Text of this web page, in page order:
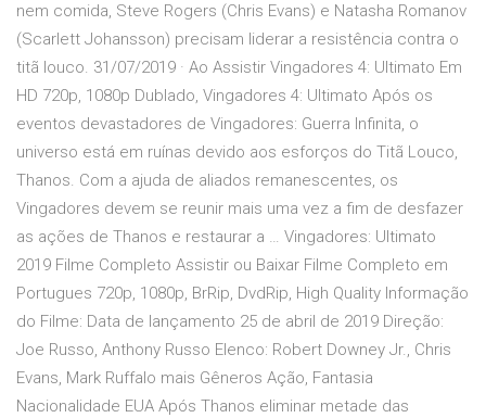
nem comida, Steve Rogers (Chris Evans) e Natasha Romanov
(Scarlett Johansson) precisam liderar a resistência contra o
titã louco. 31/07/2019 · Ao Assistir Vingadores 4: Ultimato Em
HD 720p, 1080p Dublado, Vingadores 4: Ultimato Após os
eventos devastadores de Vingadores: Guerra Infinita, o
universo está em ruínas devido aos esforços do Titã Louco,
Thanos. Com a ajuda de aliados remanescentes, os
Vingadores devem se reunir mais uma vez a fim de desfazer
as ações de Thanos e restaurar a … Vingadores: Ultimato
2019 Filme Completo Assistir ou Baixar Filme Completo em
Portugues 720p, 1080p, BrRip, DvdRip, High Quality Informação
do Filme: Data de lançamento 25 de abril de 2019 Direção:
Joe Russo, Anthony Russo Elenco: Robert Downey Jr., Chris
Evans, Mark Ruffalo mais Gêneros Ação, Fantasia
Nacionalidade EUA Após Thanos eliminar metade das